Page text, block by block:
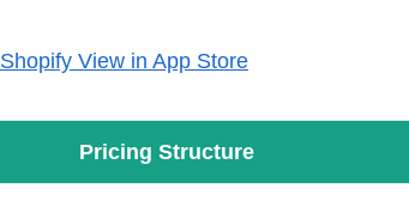
Shopify View in App Store
Pricing Structure